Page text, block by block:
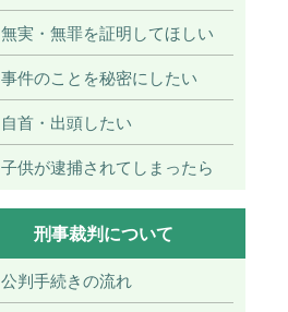
無実・無罪を証明してほしい
事件のことを秘密にしたい
自首・出頭したい
子供が逮捕されてしまったら
刑事裁判について
公判手続きの流れ